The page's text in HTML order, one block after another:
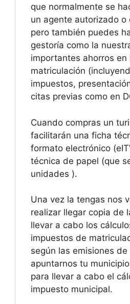
que normalmente se
un agente autorizado o
pero también puedes
gestoría como la
importantes ahorros en
matriculación
impuestos,
citas previas como en
Cuando compras un
facilitarán una ficha
formato electrónico
técnica de papel (que
unidades ).
Una vez la tengas nos
realizar llegar copia de
llevar a cabo los
impuestos de
según las emisiones de
apuntarnos tu
para llevar a cabo el
impuesto municipal.